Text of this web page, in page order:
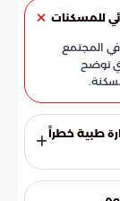
للمسكنات
المجتمع
توضح
طبية خطراً